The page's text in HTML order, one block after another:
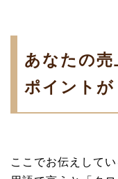
あなたの売
ポイントが
ここでお伝えして